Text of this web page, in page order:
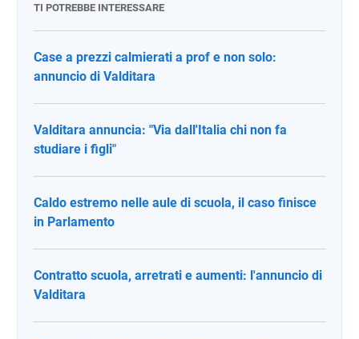
TI POTREBBE INTERESSARE
Case a prezzi calmierati a prof e non solo:
annuncio di Valditara
Valditara annuncia: "Via dall'Italia chi non fa
studiare i figli"
Caldo estremo nelle aule di scuola, il caso finisce
in Parlamento
Contratto scuola, arretrati e aumenti: l'annuncio di
Valditara